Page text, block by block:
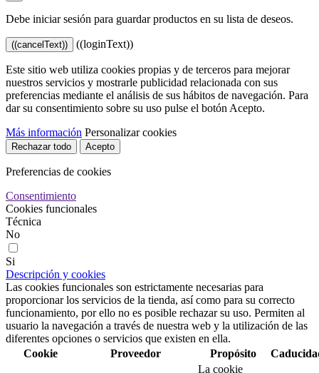
Debe iniciar sesión para guardar productos en su lista de deseos.
((cancelText)) ((loginText))
Este sitio web utiliza cookies propias y de terceros para mejorar
nuestros servicios y mostrarle publicidad relacionada con sus
preferencias mediante el análisis de sus hábitos de navegación. Para
dar su consentimiento sobre su uso pulse el botón Acepto.
Más información Personalizar cookies
Rechazar todo Acepto
Preferencias de cookies
Consentimiento
Cookies funcionales
Técnica
No
Si
Descripción y cookies
Las cookies funcionales son estrictamente necesarias para
proporcionar los servicios de la tienda, así como para su correcto
funcionamiento, por ello no es posible rechazar su uso. Permiten al
usuario la navegación a través de nuestra web y la utilización de las
diferentes opciones o servicios que existen en ella.
Cookie
Proveedor Propósito
La cookie